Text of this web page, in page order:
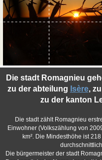
Die stadt Romagnieu
zu der abteilung Isère,
zu der kanton
Die stadt zählt Romagnieu
Einwohner (Volkszählung von
km². Die Mindesthöhe ist
Die bürgermeister der stadt